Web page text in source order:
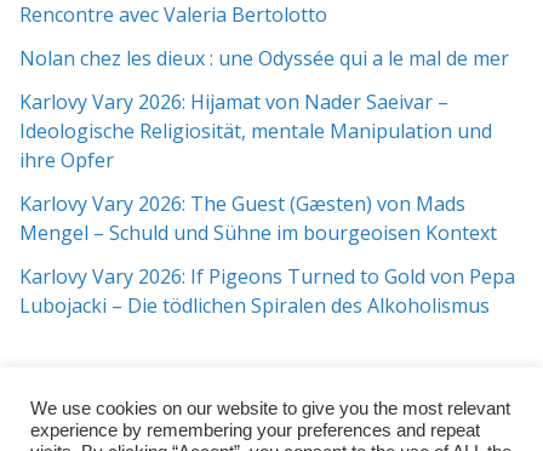
Rencontre avec Valeria Bertolotto
Nolan chez les dieux : une Odyssée qui a le mal de mer
Karlovy Vary 2026: Hijamat von Nader Saeivar​​ –
Ideologische Religiosität, mentale Manipulation und
ihre Opfer
Karlovy Vary 2026: The Guest (Gæsten) von Mads
Mengel – Schuld und Sühne im bourgeoisen Kontext
Karlovy Vary 2026: If Pigeons Turned to Gold von Pepa
Lubojacki – Die tödlichen Spiralen des Alkoholismus
We use cookies on our website to give you the most relevant
experience by remembering your preferences and repeat